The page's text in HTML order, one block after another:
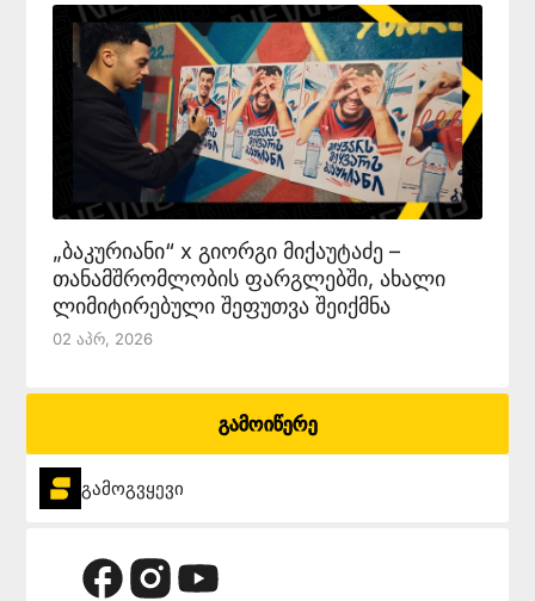
„ბაკურიანი“ x გიორგი მიქაუტაძე –
თანამშრომლობის ფარგლებში, ახალი
ლიმიტირებული შეფუთვა შეიქმნა
02 Აპრ, 2026
გამოიწერე
გამოგვყევი